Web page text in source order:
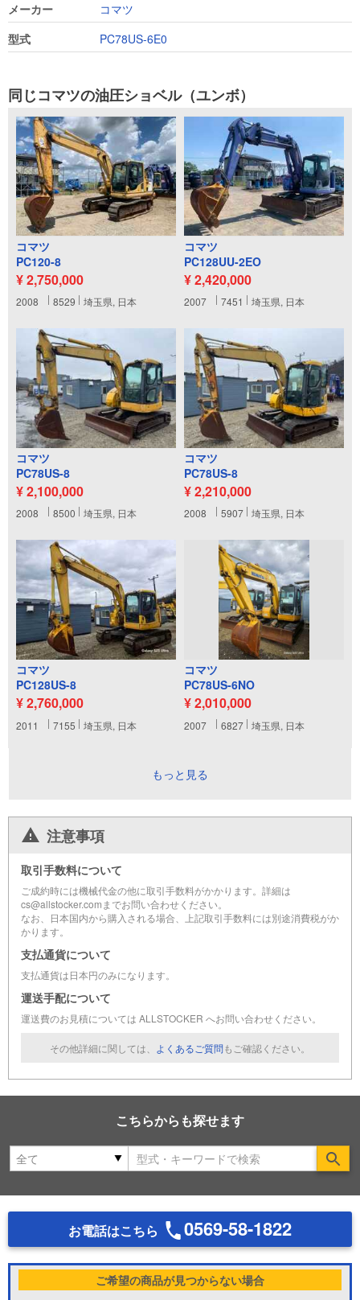
メーカー
コマツ
型式
PC78US-6E0
同じコマツの油圧ショベル（ユンボ）
コマツ
PC120-8
¥ 2,750,000
2008 8529 埼玉県, 日本
コマツ
PC128UU-2EO
¥ 2,420,000
2007 7451 埼玉県, 日本
コマツ
PC78US-8
¥ 2,100,000
2008 8500 埼玉県, 日本
コマツ
PC78US-8
¥ 2,210,000
2008 5907 埼玉県, 日本
コマツ
PC128US-8
¥ 2,760,000
2011 7155 埼玉県, 日本
コマツ
PC78US-6NO
¥ 2,010,000
2007 6827 埼玉県, 日本
もっと見る
注意事項
取引手数料について
ご成約時には機械代金の他に取引手数料がかかります。詳細は
cs@allstocker.comまでお問い合わせください。
なお、日本国内から購入される場合、上記取引手数料には別途消費税がか
かります。
支払通貨について
支払通貨は日本円のみになります。
運送手配について
運送費のお見積については ALLSTOCKER へお問い合わせください。
その他詳細に関しては、 よくあるご質問もご確認ください。
こちらからも探せます
お電話はこちら 0569-58-1822
ご希望の商品が見つからない場合